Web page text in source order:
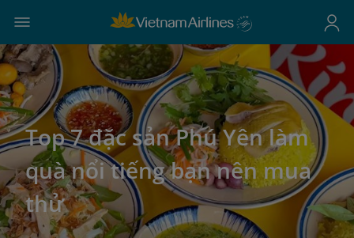
Top 7 đặc sản Phú Yên làm
quà nổi tiếng bạn nên mua
thử